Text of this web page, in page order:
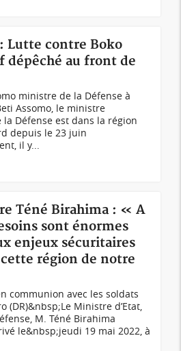
Lutte contre Boko
dépêché au front de
ministre de la Défense à
Assomo, le ministre
la Défense est dans la région
depuis le 23 juin
il y...
Téné Birahima : « A
sont énormes
enjeux sécuritaires
région de notre
communion avec les soldats
(DR)&nbsp;Le Ministre d’Etat,
M. Téné Birahima
le&nbsp;jeudi 19 mai 2022, à